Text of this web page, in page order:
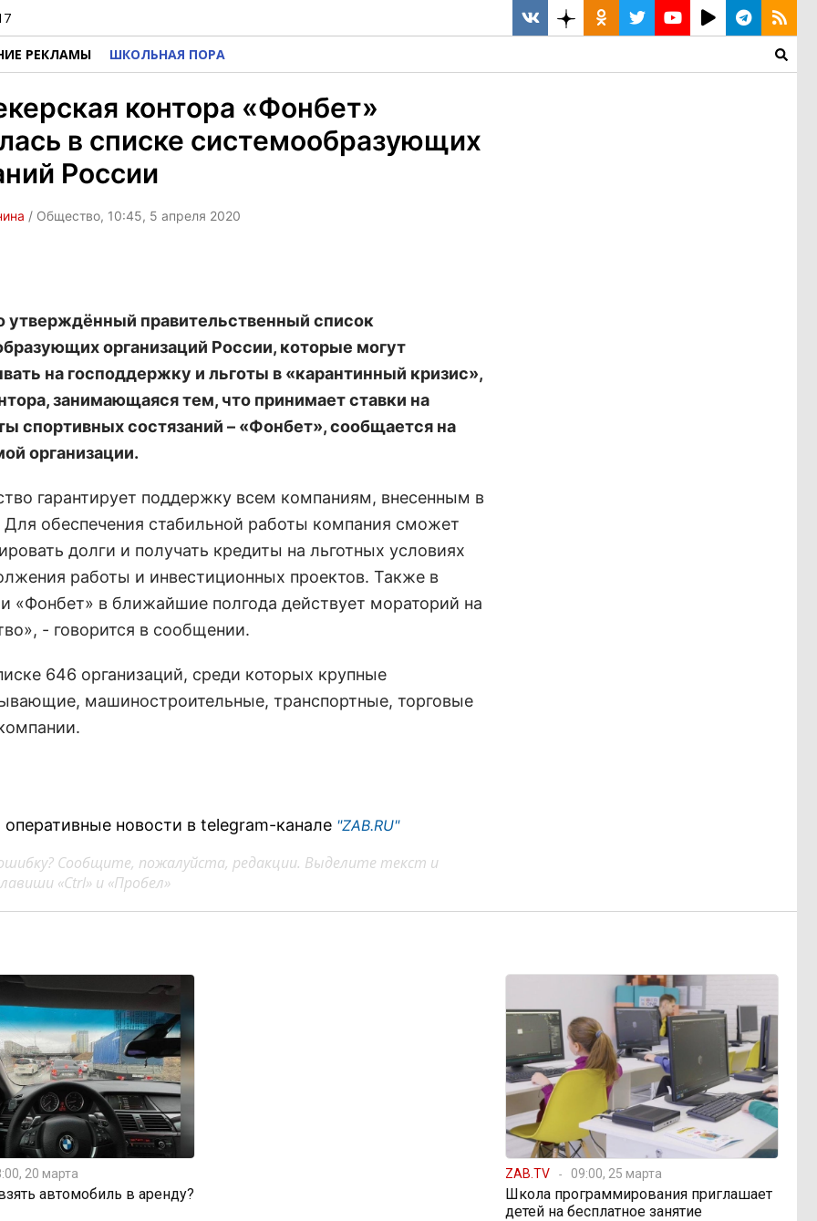
РЕКЛАМЫ ШКОЛЬНАЯ ПОРА
контора «Фонбет»
в списке системообразующих
России
/ Общество, 10:45, 5 апреля 2020
утверждённый правительственный список
организаций России, которые могут
на господдержку и льготы в «карантинный кризис»,
занимающаяся тем, что принимает ставки на
спортивных состязаний – «Фонбет», сообщается на
организации.
гарантирует поддержку всем компаниям, внесенным в
Для обеспечения стабильной работы компания сможет
долги и получать кредиты на льготных условиях
работы и инвестиционных проектов. Также в
«Фонбет» в ближайшие полгода действует мораторий на
- говорится в сообщении.
646 организаций, среди которых крупные
машиностроительные, транспортные, торговые
новости в telegram-канале "ZAB.RU"
Сообщите, пожалуйста, редакции. Выделите текст и
«Ctrl» и «Пробел»
20 марта
автомобиль в аренду?
ZAB.TV 09:00, 25 марта
Школа программирования приглашает
детей на бесплатное занятие